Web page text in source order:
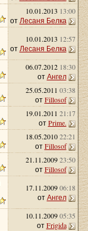
10.01.2013 13:00
от Лесаня Белка
10.01.2013 12:57
от Лесаня Белка
06.07.2012 18:30
отАнгел
25.05.2011 03:38
отFillosof
19.01.2011 21:17
отPrime.
18.05.201022:21
отFillosof
21.11.200923:50
отFillosof
17.11.200906:18
отАнгел
10.11.200905:35
отFrigida